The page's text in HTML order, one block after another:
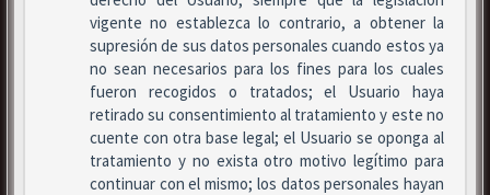
vigente no establezca lo contrario, a obtener la
supresión de sus datos personales cuando estos ya
no sean necesarios para los fines para los cuales
fueron recogidos o tratados; el Usuario haya
retirado su consentimiento al tratamiento y este no
cuente con otra base legal; el Usuario se oponga al
tratamiento y no exista otro motivo legítimo para
continuar con el mismo; los datos personales hayan